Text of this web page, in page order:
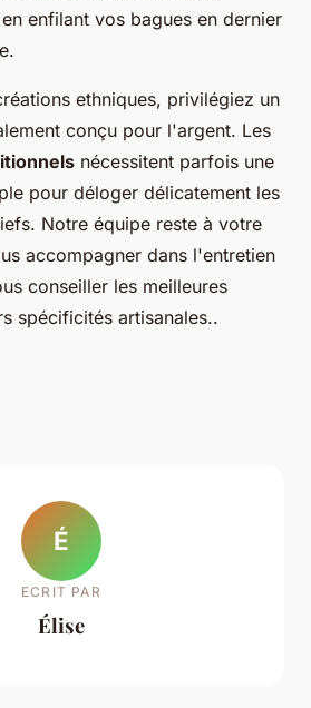
enfilant vos bagues en dernier
ethniques, privilégiez un
conçu pour l'argent. Les
nécessitent parfois une
pour déloger délicatement les
Notre équipe reste à votre
accompagner dans l'entretien
conseiller les meilleures
spécificités artisanales..
É
ECRIT PAR
Élise